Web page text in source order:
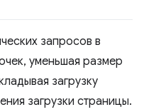
запросов в
уменьшая размер
загрузку
загрузки страницы.